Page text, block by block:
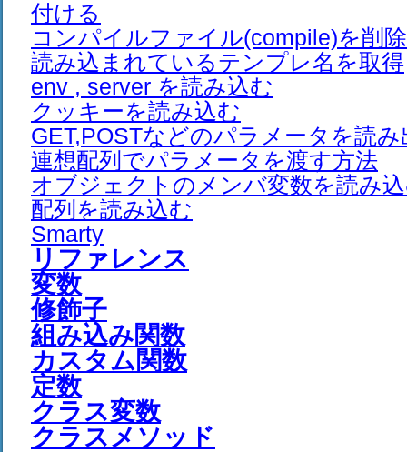
付ける
コンパイルファイル(compile)を削
読み込まれているテンプレ名を取得
env , server を読み込む
クッキーを読み込む
GET,POSTなどのパラメータを読み
連想配列でパラメータを渡す方法
オブジェクトのメンバ変数を読み
配列を読み込む
Smarty
リファレンス
変数
修飾子
組み込み関数
カスタム関数
定数
クラス変数
クラスメソッド